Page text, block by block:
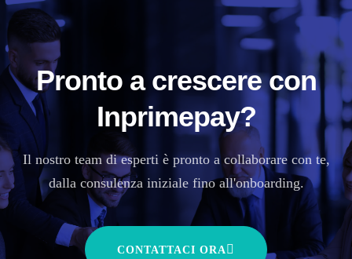
Pronto a crescere con
Inprimepay?
Il nostro team di esperti è pronto a collaborare con te,
dalla consulenza iniziale fino all'onboarding.
CONTATTACI ORA